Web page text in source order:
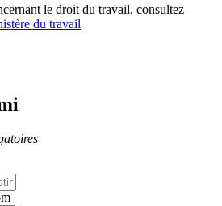
le droit du travail, consultez
du travail